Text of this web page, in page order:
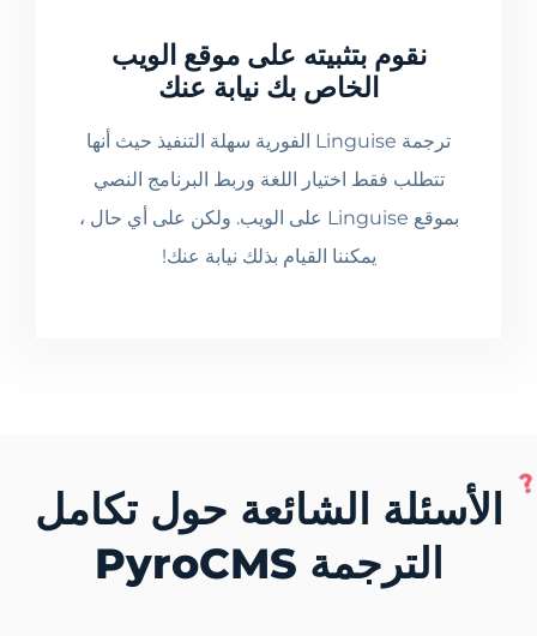
نقوم بتثبيته على موقع الويب
الخاص بك نيابة عنك
ترجمة Linguise الفورية سهلة التنفيذ حيث أنها
تتطلب فقط اختيار اللغة وربط البرنامج النصي
بموقع Linguise على الويب. ولكن على أي حال ،
يمكننا القيام بذلك نيابة عنك!
الأسئلة الشائعة حول تكامل
الترجمة PyroCMS